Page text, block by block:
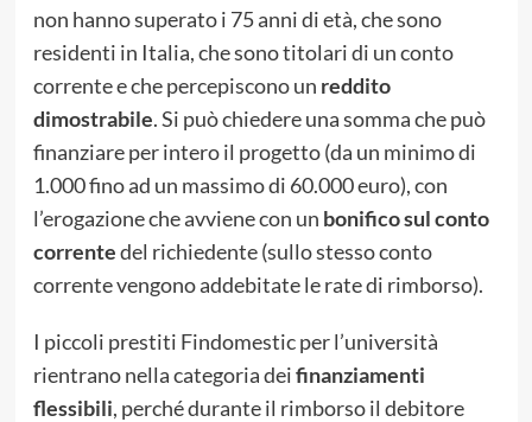
non hanno superato i 75 anni di età, che sono
residenti in Italia, che sono titolari di un conto
corrente e che percepiscono un reddito
dimostrabile. Si può chiedere una somma che può
finanziare per intero il progetto (da un minimo di
1.000 fino ad un massimo di 60.000 euro), con
l’erogazione che avviene con un bonifico sul conto
correntedel richiedente (sullo stesso conto
corrente vengono addebitate le rate di rimborso).
I piccoli prestiti Findomestic per l’università
rientrano nella categoria deifinanziamenti
flessibili, perché durante il rimborso il debitore